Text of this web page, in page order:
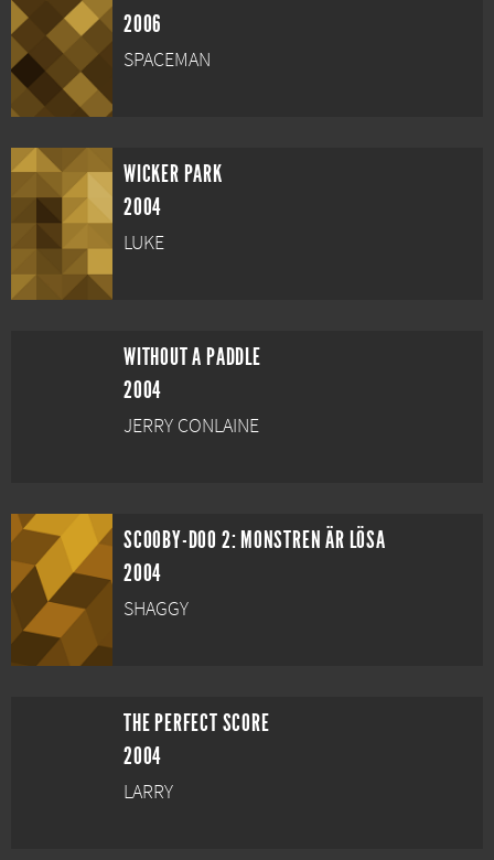
2006
SPACEMAN
WICKER PARK
2004
LUKE
WITHOUT A PADDLE
2004
JERRY CONLAINE
SCOOBY-DOO 2: MONSTREN ÄR LÖSA
2004
SHAGGY
THE PERFECT SCORE
2004
LARRY